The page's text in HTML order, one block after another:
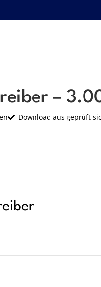
–
Download aus geprüft